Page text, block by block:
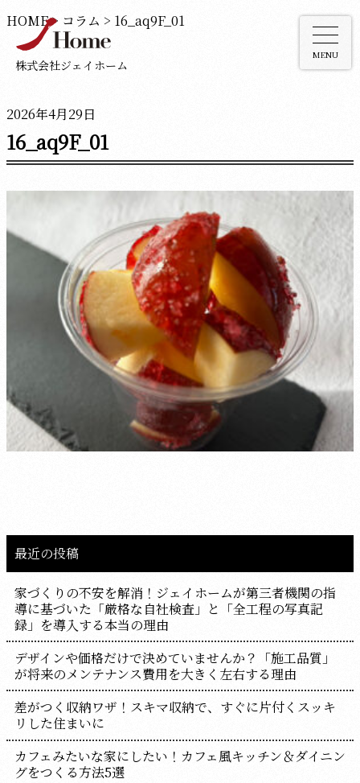
株式会社ジェイホーム
MENU
HOME> コラム > 16_aq9F_01
2026年4月29日
16_aq9F_01
最近の投稿
家づくりの不安を解消！ジェイホームが第三者機関の指
導に基づいた「厳格な自社検査」と「全工程の写真記
録」を導入する本当の理由
デザインや価格だけで決めていませんか？「施工品質」
が将来のメンテナンス費用を大きく左右する理由
差がつく収納ワザ！スキマ収納で、すぐに片付くスッキ
リした住まいに
カフェみたいな家にしたい！カフェ風キッチン＆ダイニン
グをつくる方法5選